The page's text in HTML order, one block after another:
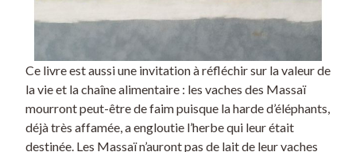
Ce livre est aussi une invitation à réfléchir sur la valeur de
la vie et la chaîne alimentaire : les vaches des Massaï
mourront peut-être de faim puisque la harde d’éléphants,
déjà très affamée, a engloutie l’herbe qui leur était
destinée. Les Massaï n’auront pas de lait de leur vaches